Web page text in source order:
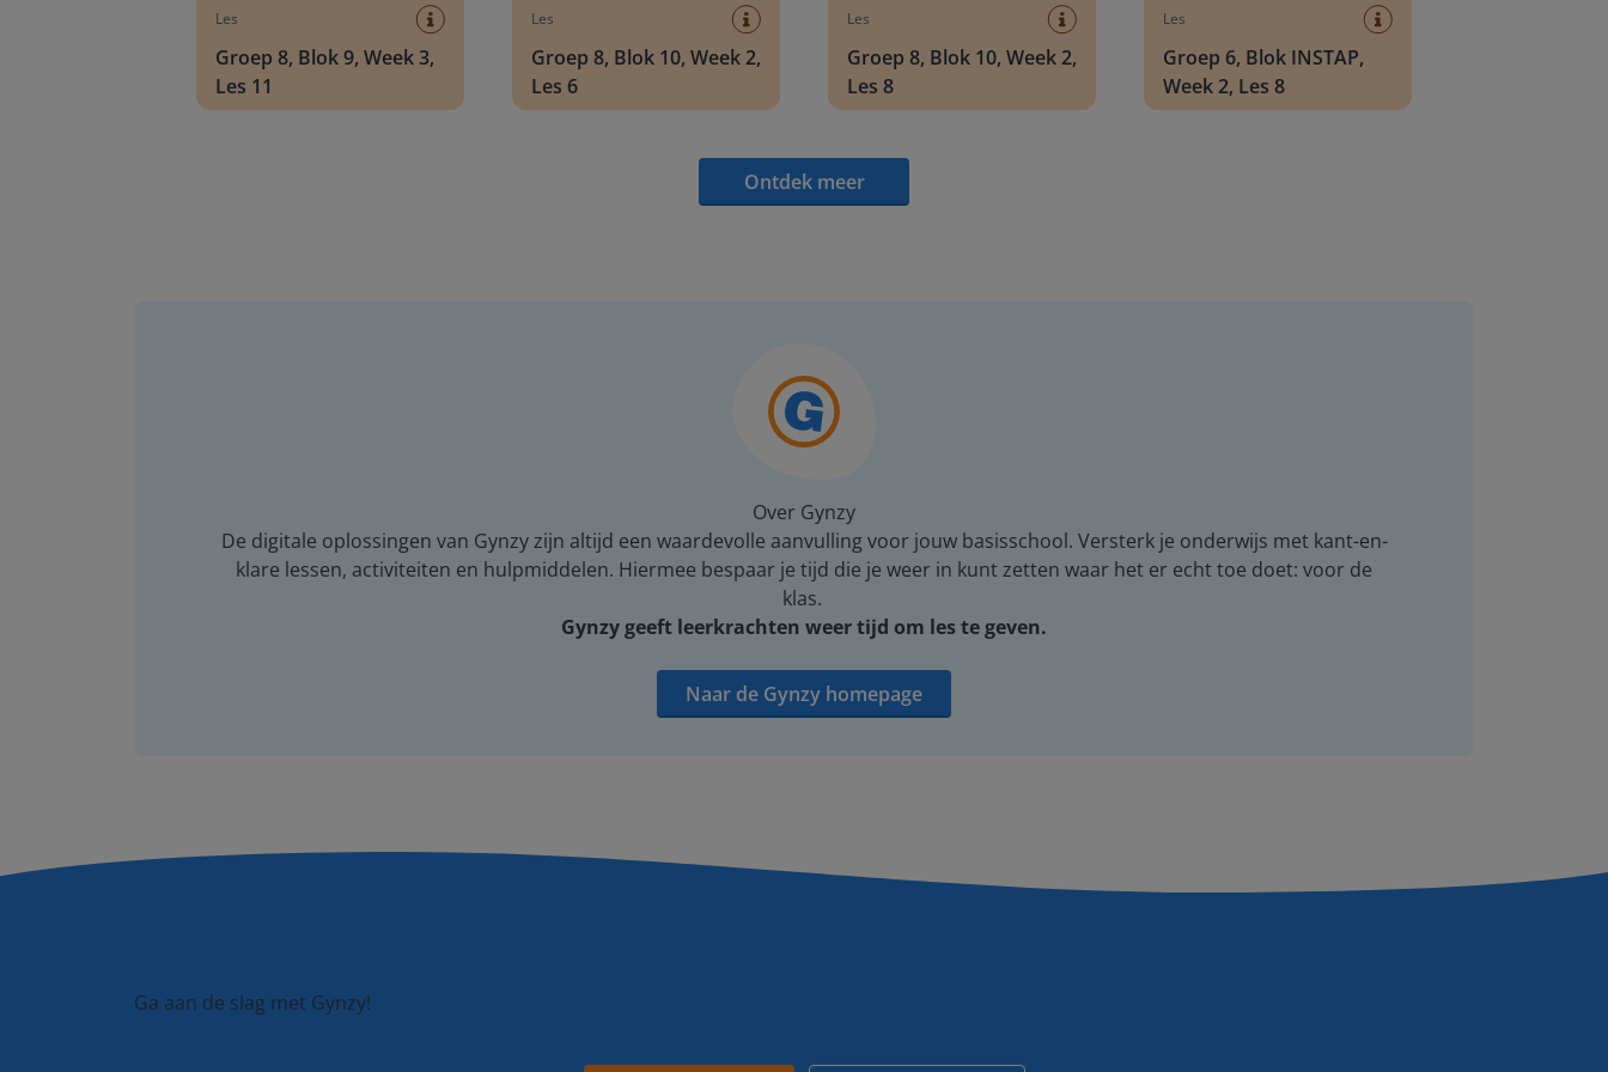
Les
Groep 8, Blok 9, Week 3,
Les 11
Les
Groep 8, Blok 10, Week 2,
Les 6
Les
Groep 8, Blok 10, Week 2,
Les 8
Les
Groep 6, Blok INSTAP,
Week 2, Les 8
Ontdek meer
Over Gynzy
De digitale oplossingen van Gynzy zijn altijd een waardevolle aanvulling voor jouw basisschool. Versterk je onderwijs met kant-en-
klare lessen, activiteiten en hulpmiddelen. Hiermee bespaar je tijd die je weer in kunt zetten waar het er echt toe doet: voor de
klas.
Gynzy geeft leerkrachten weer tijd om les te geven.
Naar de Gynzy homepage
Ga aan de slag met Gynzy!